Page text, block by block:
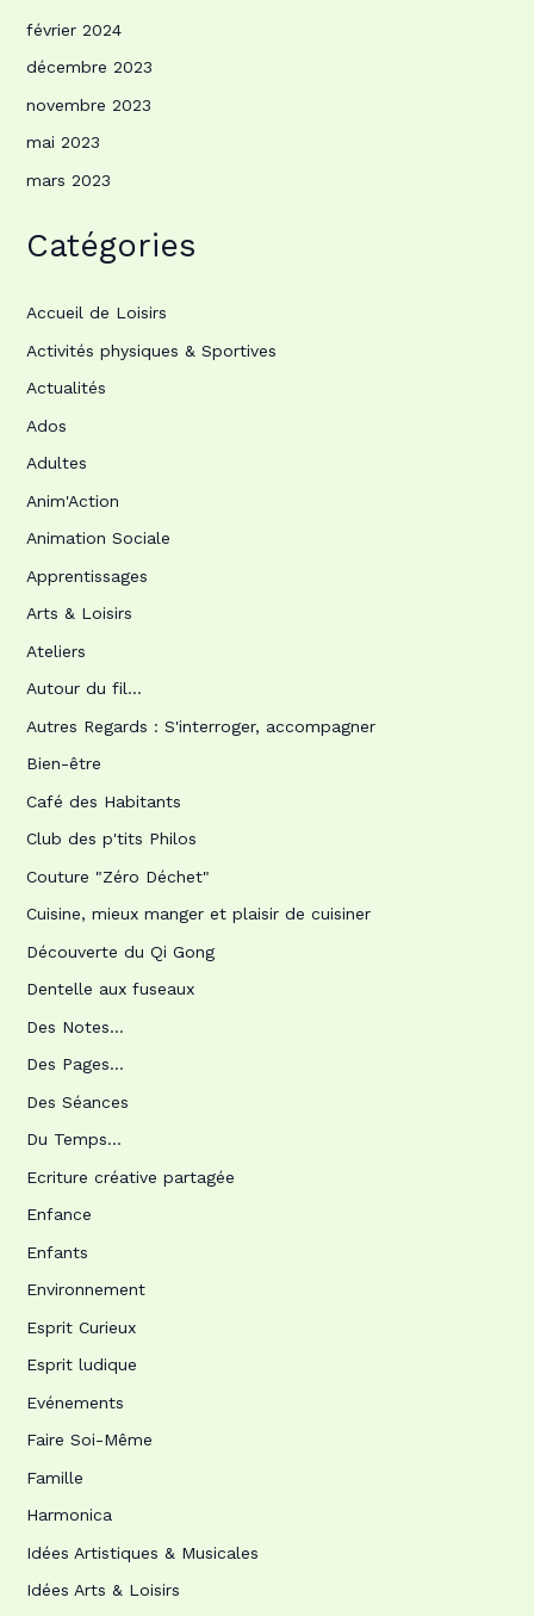
février 2024
décembre 2023
novembre 2023
mai 2023
mars 2023
Catégories
Accueil de Loisirs
Activités physiques & Sportives
Actualités
Ados
Adultes
Anim'Action
Animation Sociale
Apprentissages
Arts & Loisirs
Ateliers
Autour du fil…
Autres Regards : S'interroger, accompagner
Bien-être
Café des Habitants
Club des p'tits Philos
Couture "Zéro Déchet"
Cuisine, mieux manger et plaisir de cuisiner
Découverte du Qi Gong
Dentelle aux fuseaux
Des Notes…
Des Pages…
Des Séances
Du Temps…
Ecriture créative partagée
Enfance
Enfants
Environnement
Esprit Curieux
Esprit ludique
Evénements
Faire Soi-Même
Famille
Harmonica
Idées Artistiques & Musicales
Idées Arts & Loisirs